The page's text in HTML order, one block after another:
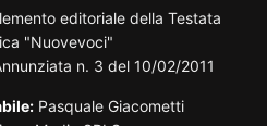
editoriale della Testata
"Nuovevoci"
n. 3 del 10/02/2011
Pasquale Giacometti